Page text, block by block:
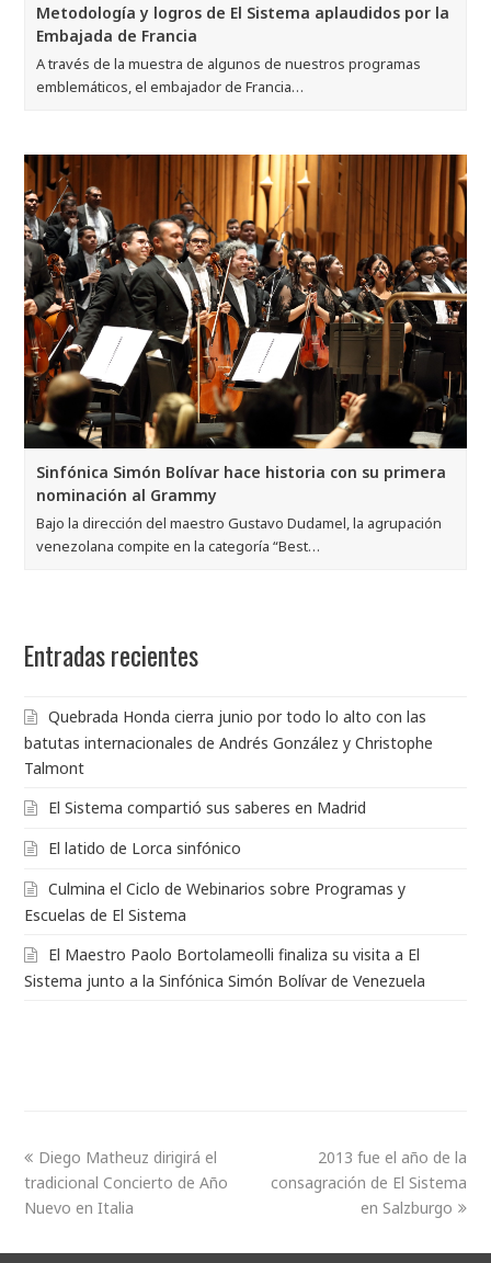
Metodología y logros de El Sistema aplaudidos por la
Embajada de Francia
A través de la muestra de algunos de nuestros programas
emblemáticos, el embajador de Francia…
Sinfónica Simón Bolívar hace historia con su primera
nominación al Grammy
Bajo la dirección del maestro Gustavo Dudamel, la agrupación
venezolana compite en la categoría “Best…
Entradas recientes
Quebrada Honda cierra junio por todo lo alto con las
batutas internacionales de Andrés González y Christophe
Talmont
El Sistema compartió sus saberes en Madrid
El latido de Lorca sinfónico
Culmina el Ciclo de Webinarios sobre Programas y
Escuelas de El Sistema
El Maestro Paolo Bortolameolli finaliza su visita a El
Sistema junto a la Sinfónica Simón Bolívar de Venezuela
Diego Matheuz dirigirá el
tradicional Concierto de Año
Nuevo en Italia
2013 fue el año de la
consagración de El Sistema
en Salzburgo